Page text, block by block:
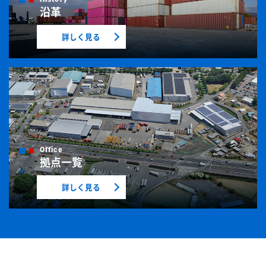
沿革
詳しく見る
拠点一覧
詳しく見る